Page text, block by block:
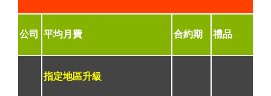
公司 平均月費 合約期 禮品
指定地區升級